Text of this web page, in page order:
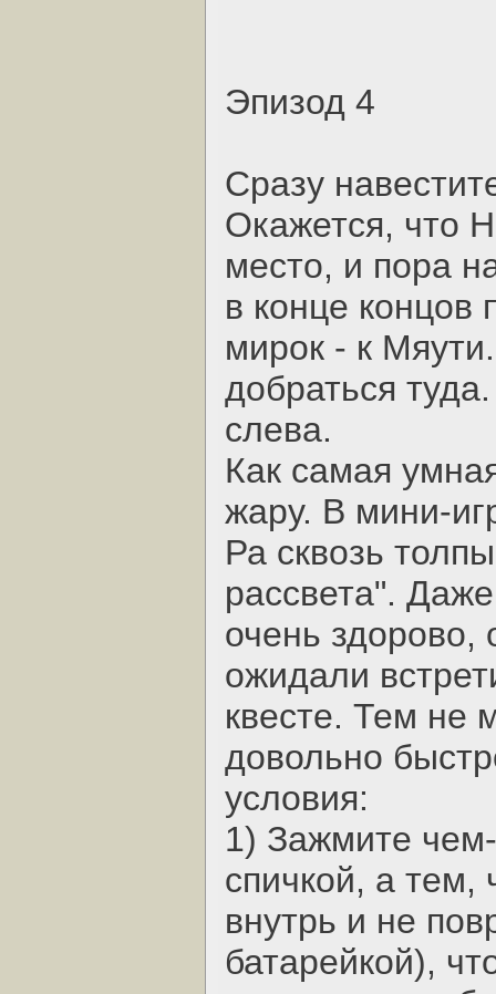
Эпизод 4
Сразу
Окажется, что
место, и пора
в конце концов
мирок - к
добраться
слева.
Как самая
жару. В мини-
Ра сквозь
рассвета".
очень здорово,
ожидали
квесте. Тем не
довольно
условия:
1) Зажмите
спичкой, а тем,
внутрь и не
батарейкой),